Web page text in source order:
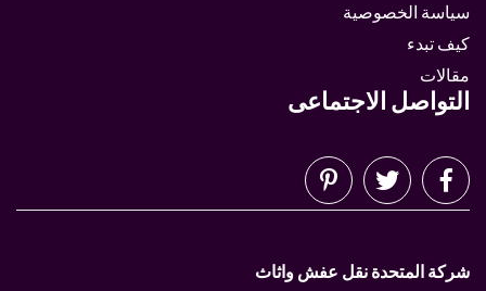
سياسة الخصوصية
كيف تبدء
مقالات
التواصل الاجتماعى
شركة المتحدة نقل عفش واثاث